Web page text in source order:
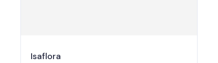
Isaflora